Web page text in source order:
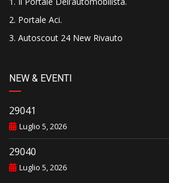
Portale Aci.
Autoscout 24 New Rivauto
NEW & EVENTI
29041
Luglio 5, 2026
29040
Luglio 5, 2026